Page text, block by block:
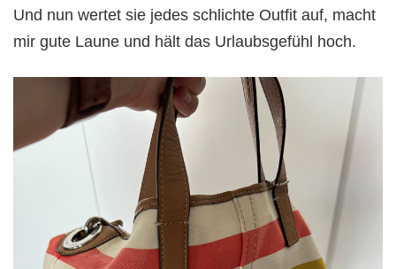
Und nun wertet sie jedes schlichte Outfit auf, macht
mir gute Laune und hält das Urlaubsgefühl hoch.